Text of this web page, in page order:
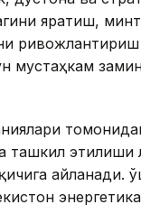
яратиш,
мустаҳкам
ташкил этилиши
айланади.